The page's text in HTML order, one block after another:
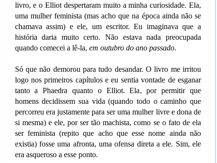
livro, e o Elliot despertaram muito a minha curiosidade. Ela,
uma mulher feminista (mas acho que na época ainda não se
chamava assim) e ele, um escritor. Eu imaginava que a
história daria muito certo. Não estava nada preocupada
quando comecei a lê-la, em outubro do ano passado.
Só que não demorou para tudo desandar. O livro me irritou
logo nos primeiros capítulos e eu sentia vontade de esganar
tanto a Phaedra quanto o Elliot. Ela, por permitir que
homens decidissem sua vida (quando todo o caminho que
percorreu era justamente para ser uma mulher livre e dona de
si mesma) e ele, por ser tão machista, como se o fato de ela
ser feminista (repito que acho que esse nome ainda não
existia) fosse uma afronta, uma ofensa direta a ele. Sim, ele
era asqueroso a esse ponto.